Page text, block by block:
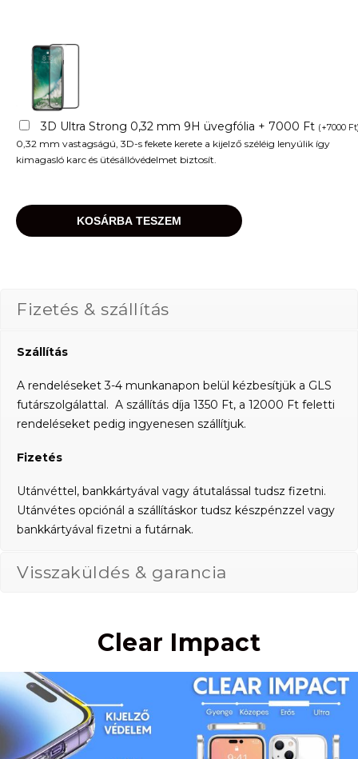
3D Ultra Strong 0,32 mm 9H üvegfólia + 7000 Ft (+7000 Ft
0,32 mm vastagságú, 3D-s fekete kerete a kijelző széléig lenyúlik így
kimagasló karc és ütésállóvédelmet biztosít.
KOSÁRBA TESZEM
Fizetés & szállítás
Szállítás
A rendeléseket 3-4 munkanapon belül kézbesítjük a GLS
futárszolgálattal. A szállítás díja 1350 Ft, a 12000 Ft feletti
rendeléseket pedig ingyenesen szállítjuk.
Fizetés
Utánvéttel, bankkártyával vagy átutalással tudsz fizetni.
Utánvétes opciónál a szállításkor tudsz készpénzzel vagy
bankkártyával fizetni a futárnak.
Visszaküldés & garancia
Clear Impact